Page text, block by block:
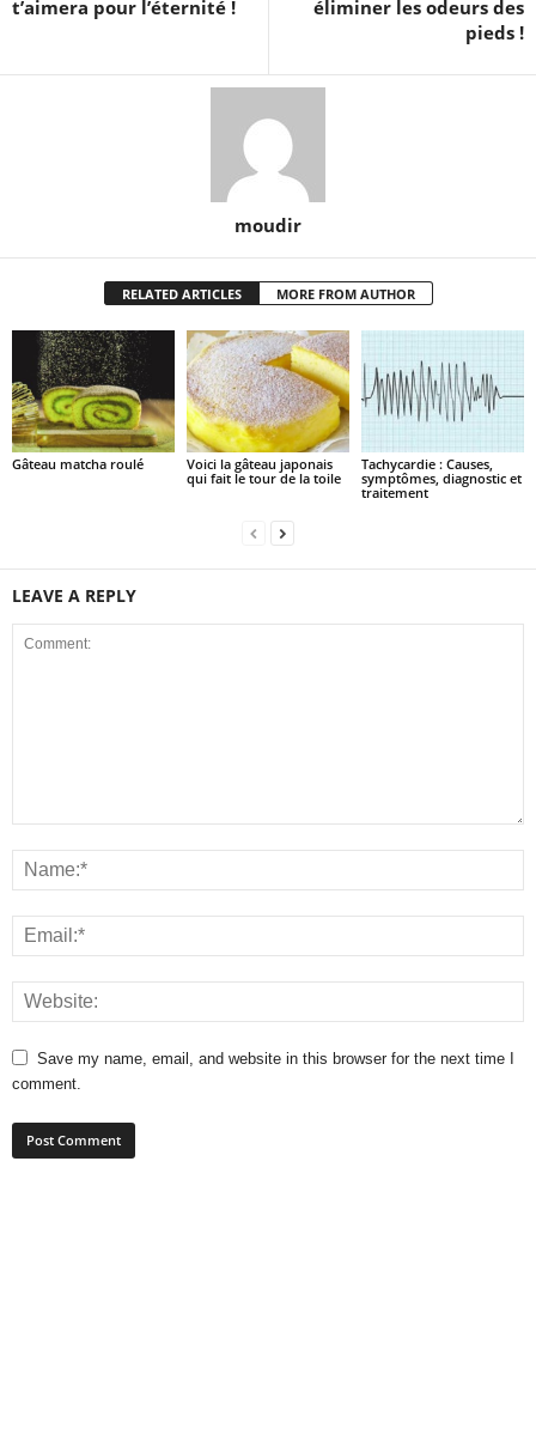
t’aimera pour l’éternité !
éliminer les odeurs des
pieds !
moudir
RELATED ARTICLES MORE FROM AUTHOR
Gâteau matcha roulé
Voici la gâteau japonais
qui fait le tour de la toile
Tachycardie : Causes,
symptômes, diagnostic et
traitement
LEAVE A REPLY
Save my name, email, and website in this browser for the next time I
comment.